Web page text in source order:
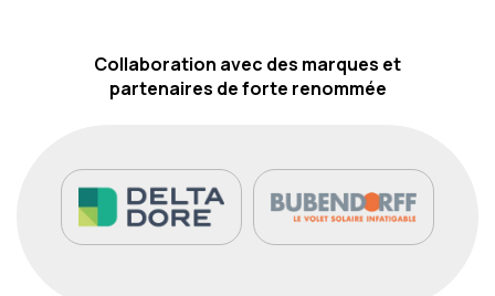
Collaboration avec des marques et
partenaires de forte renommée